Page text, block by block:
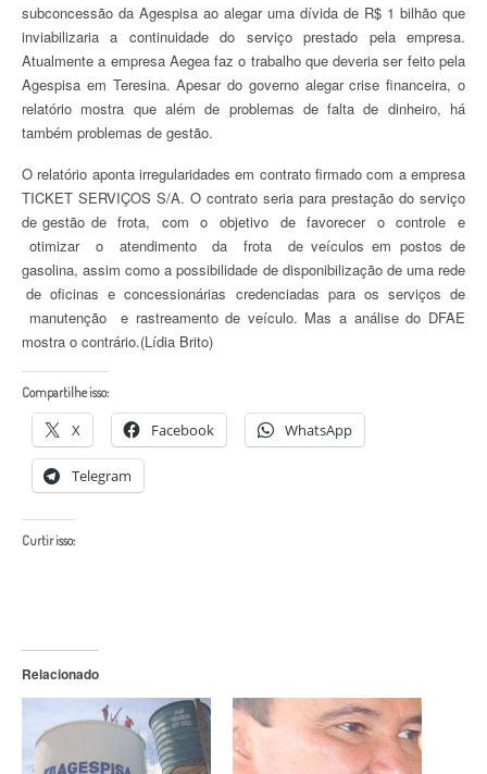
subconcessão da Agespisa ao alegar uma dívida de R$ 1 bilhão que
inviabilizaria a continuidade do serviço prestado pela empresa.
Atualmente a empresa Aegea faz o trabalho que deveria ser feito pela
Agespisa em Teresina. Apesar do governo alegar crise financeira, o
relatório mostra que além de problemas de falta de dinheiro, há
também problemas de gestão.
O relatório aponta irregularidades em contrato firmado com a empresa
TICKET SERVIÇOS S/A. O contrato seria para prestação do serviço
de gestão de frota, com o objetivo de favorecer o controle e
otimizar o atendimento da frota de veículos em postos de
gasolina, assim como a possibilidade de disponibilização de uma rede
de oficinas e concessionárias credenciadas para os serviços de
manutenção e rastreamento de veículo. Mas a análise do DFAE
mostra o contrário.(Lídia Brito)
Compartilhe isso:
X Facebook WhatsApp
Telegram
Curtir isso:
Relacionado